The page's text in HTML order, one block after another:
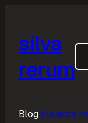
silva
rerum
Blog Łukasza